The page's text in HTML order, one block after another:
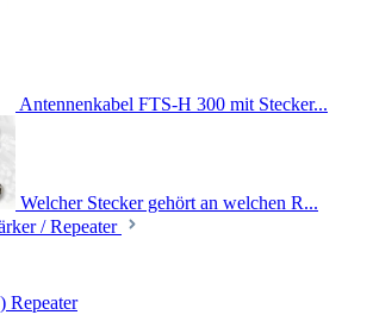
Antennenkabel FTS-H 300 mit Stecker...
Welcher Stecker gehört an welchen R...
/ Repeater
Repeater